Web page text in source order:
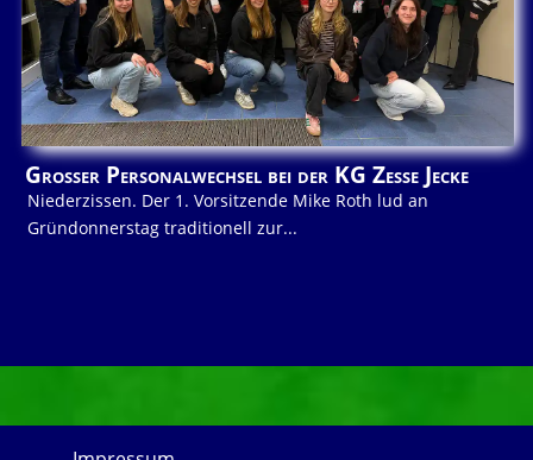
Großer Personalwechsel bei der KG Zesse Jecke
Niederzissen. Der 1. Vorsitzende Mike Roth lud an
Gründonnerstag traditionell zur...